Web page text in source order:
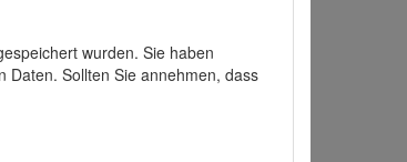
wurden. Sie haben
Daten. Sollten Sie annehmen, dass